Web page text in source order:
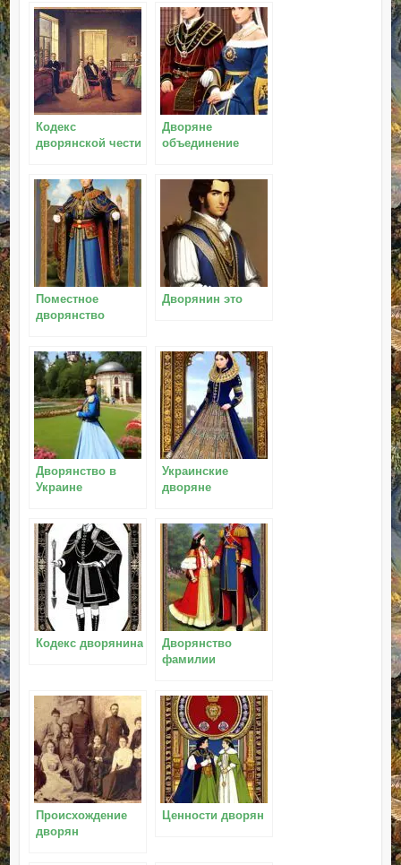
Кодекс
дворянской чести
Дворяне
объединение
Поместное
дворянство
Дворянин это
Дворянство в
Украине
Украинские
дворяне
Кодекс дворянина
Дворянство
фамилии
Происхождение
дворян
Ценности дворян